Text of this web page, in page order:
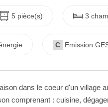
5 pièce(s) 3
C Emission
dans le coeur d'un village
comprenant : cuisine,